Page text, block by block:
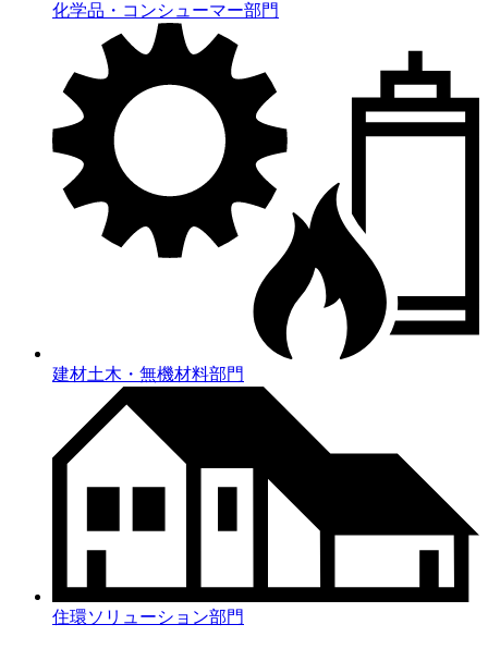
化学品・コンシューマー部門
建材土木・無機材料部門
住環ソリューション部門